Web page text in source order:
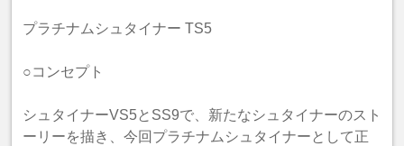
プラチナムシュタイナー TS5
○コンセプト
シュタイナーVS5とSS9で、新たなシュタイナーのスト
ーリーを描き、今回プラチナムシュタイナーとして正